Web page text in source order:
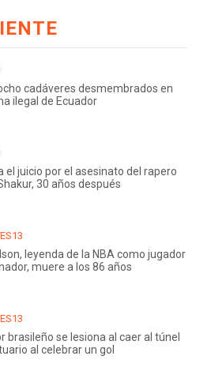
cadáveres desmembrados en
ilegal de Ecuador
el juicio por el asesinato del rapero
30 años después
leyenda de la NBA como jugador
muere a los 86 años
brasileño se lesiona al caer al túnel
al celebrar un gol